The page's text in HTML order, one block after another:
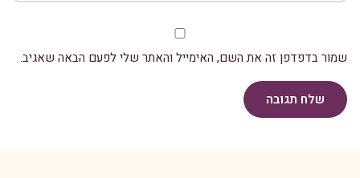
שמור בדפדפן זה את השם, האימייל והאתר שלי לפעם הבאה שאגיב.
שלח תגובה